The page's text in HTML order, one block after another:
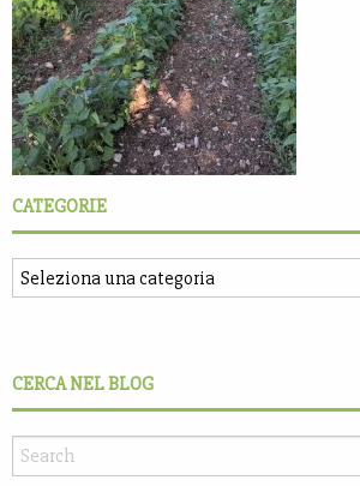
CATEGORIE
CERCA NEL BLOG